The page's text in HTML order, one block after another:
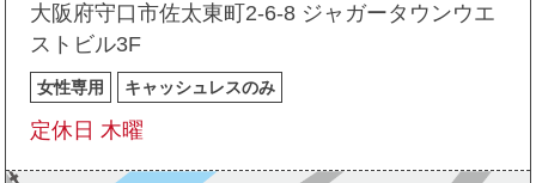
大阪府守口市佐太東町2-6-8 ジャガータウンウエ
ストビル3F
女性専用 キャッシュレスのみ
定休日 木曜